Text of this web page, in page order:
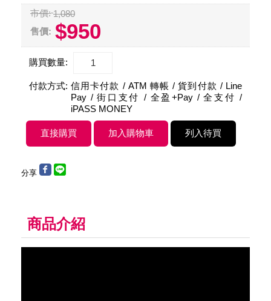
市價: 1,080
售價: $950
購買數量:
付款方式: 信用卡付款 / ATM 轉帳 / 貨到付款 / Line
Pay / 街口支付 / 全盈+Pay / 全支付 /
iPASS MONEY
分享
商品介紹